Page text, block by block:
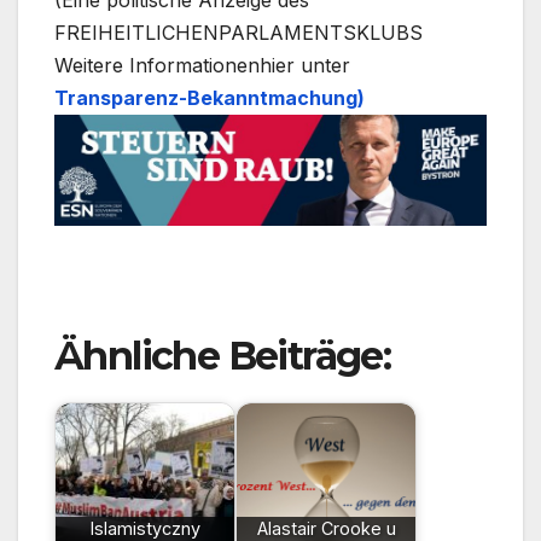
FREIHEITLICHENPARLAMENTSKLUBS
Weitere Informationenhier unter
Transparenz-Bekanntmachung)
Ähnliche Beiträge:
Islamistyczny
Alastair Crooke u